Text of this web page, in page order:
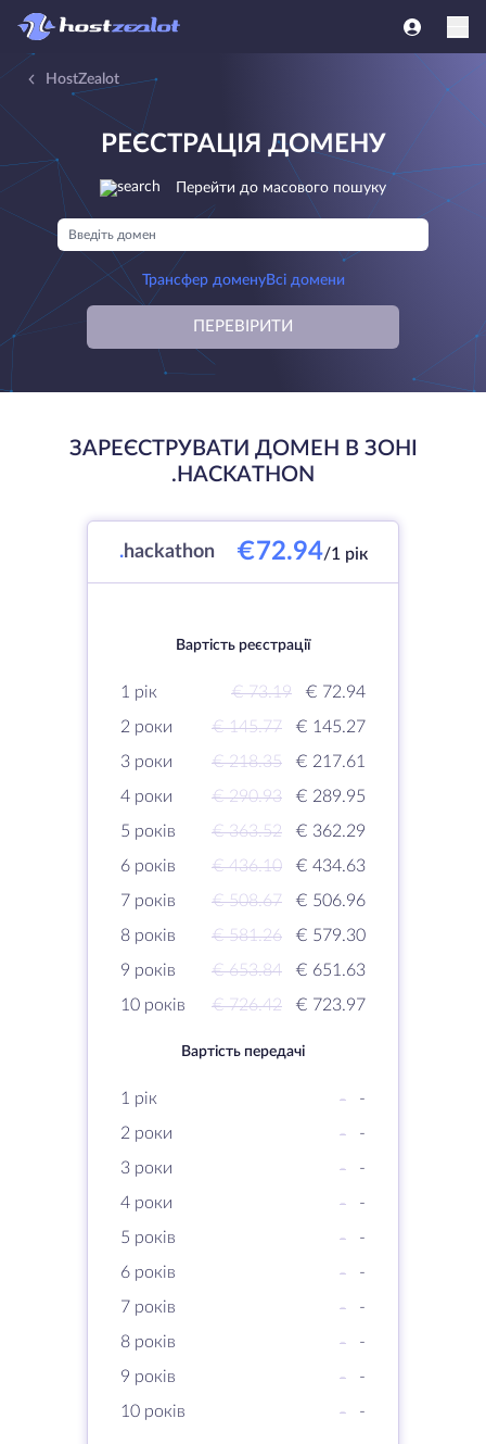
HostZealot
РЕЄСТРАЦІЯ ДОМЕНУ
Перейти до масового пошуку
Трансфер доменуВсі домени
ПЕРЕВІРИТИ
ЗАРЕЄСТРУВАТИ ДОМЕН В ЗОНІ
.HACKATHON
.hackathon €72.94/1 рік
Вартість реєстрації
1 рік € 73.19
€ 72.94
2 роки
€ 145.77
€ 145.27
3 роки
€ 218.35
€ 217.61
4 роки
€ 290.93
€ 289.95
5 років
€ 363.52
€ 362.29
6 років
€ 436.10
€ 434.63
7 років
€ 508.67
€ 506.96
8 років
€ 581.26
€ 579.30
9 років
€ 653.84
€ 651.63
10 років
€ 726.42 € 723.97
Вартість передачі
1 рік -
-
2 роки
-
-
3 роки
-
-
4 роки
-
-
5 років
-
-
6 років
-
-
7 років
-
-
8 років
-
-
9 років
-
-
10 років
- -